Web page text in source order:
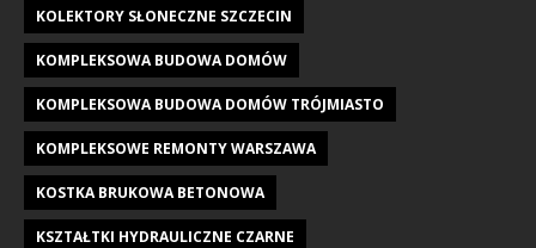
KOLEKTORY SŁONECZNE SZCZECIN
KOMPLEKSOWA BUDOWA DOMÓW
KOMPLEKSOWA BUDOWA DOMÓW TRÓJMIASTO
KOMPLEKSOWE REMONTY WARSZAWA
KOSTKA BRUKOWA BETONOWA
KSZTAŁTKI HYDRAULICZNE CZARNE